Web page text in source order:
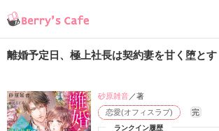
離婚予定日、極上社長は契約妻を甘く堕とす
ランクイン履歴
恋愛(オフィスラブ) 完
砂原雑音 ／著